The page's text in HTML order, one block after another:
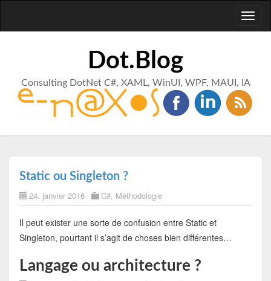
Dot.Blog
Consulting DotNet C#, XAML, WinUI, WPF, MAUI, IA
Static ou Singleton ?
24. janvier 2016 C#, Méthodologie
Il peut exister une sorte de confusion entre Static et
Singleton, pourtant il s’agit de choses bien différentes…
Langage ou architecture ?